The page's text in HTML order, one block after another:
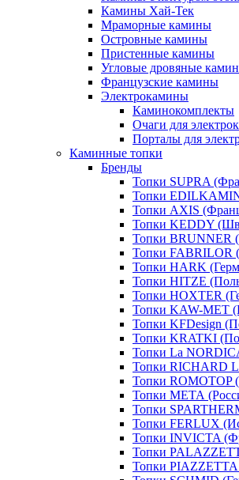
Камины Хай-Тек
Мраморные камины
Островные камины
Пристенные камины
Угловые дровяные
Французские камины
Электрокамины
Каминокомплекты
Очаги для
Порталы для
Каминные топки
Бренды
Топки SUPRA
Топки
Топки AXIS
Топки KEDDY
Топки BRUNNER
Топки FABRILOR
Топки HARK
Топки HITZE
Топки HOXTER
Топки KAW-MET
Топки KFDesign
Топки KRATKI
Топки La
Топки RICHARD
Топки ROMOTOP
Топки МЕТА
Топки
Топки FERLUX
Топки INVICTA
Топки
Топки PIAZZETTA